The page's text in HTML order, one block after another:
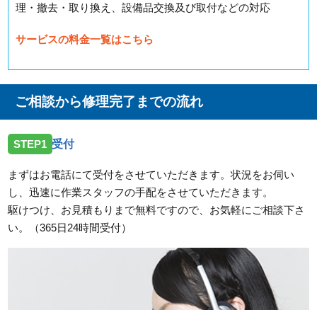
理・撤去・取り換え、設備品交換及び取付などの対応
サービスの料金一覧はこちら
ご相談から修理完了までの流れ
STEP1 受付
まずはお電話にて受付をさせていただきます。状況をお伺い
し、迅速に作業スタッフの手配をさせていただきます。
駆けつけ、お見積もりまで無料ですので、お気軽にご相談下さ
い。（365日24時間受付）